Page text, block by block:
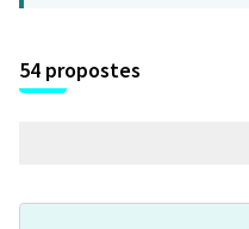
54 propostes